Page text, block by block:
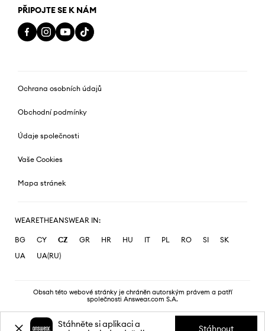
PŘIPOJTE SE K NÁM
Ochrana osobních údajů
Obchodní podmínky
Údaje společnosti
Vaše Cookies
Mapa stránek
WEARETHEANSWEAR IN:
BG CY CZ GR HR HU IT PL RO SI
SK
UA
UA(RU)
Obsah této webové stránky je chráněn autorským právem a patří
společnosti Answear.com S.A.
Stáhněte si aplikaci a
Stáhnout